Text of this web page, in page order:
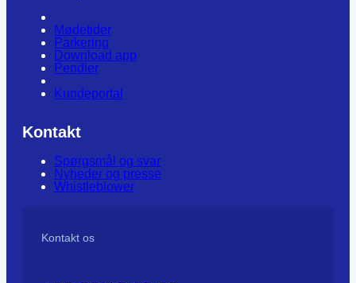
Mødetider
Parkering
Download app
Pendler
Kundeportal
Kontakt
Spørgsmål og svar
Nyheder og presse
Whistleblower
Kontakt os